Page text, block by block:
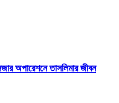
অপারেশনে তাসলিমার জীবন